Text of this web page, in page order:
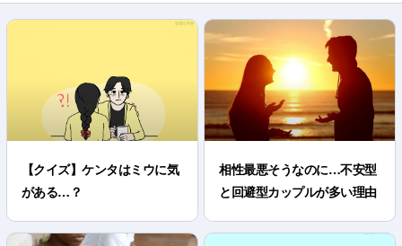
【クイズ】ケンタはミウに気
がある…？
相性最悪そうなのに…不安型
と回避型カップルが多い理由